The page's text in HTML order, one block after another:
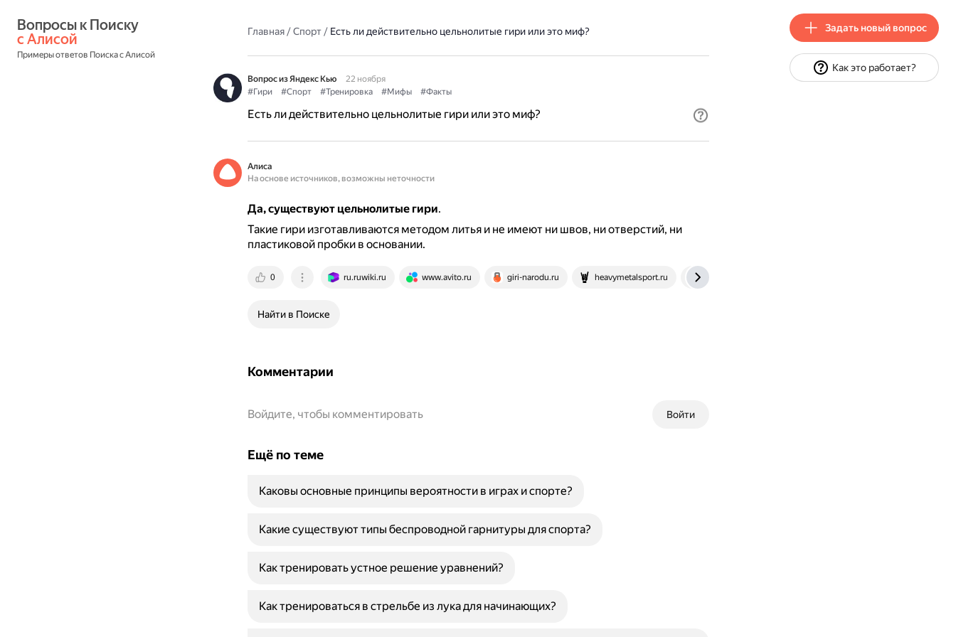
с Алисой
Примеры ответов Поиска с Алисой
Главная/Спорт/ Есть ли действительно цельнолитые гири или это миф?
Вопрос из Яндекс Кью
22 ноября
#Гири
#Спорт #Тренировка #Мифы #Факты
Есть ли действительно цельнолитые гири или это миф?
Алиса
На основе источников, возможны неточности
Да, существуют цельнолитые гири.
Такие гири изготавливаются методом литья и не имеют ни швов, ни отверстий, ни
пластиковой пробки в основании.
0 ru.ruwiki.ru www.avito.ru giri-narodu.ru heavymetalsport.ru
Найти в Поиске
Комментарии
Войти
Войдите, чтобы комментировать
Ещё по теме
Каковы основные принципы вероятности в играх и спорте?
Какие существуют типы беспроводной гарнитуры для спорта?
Как тренировать устное решение уравнений?
Как тренироваться в стрельбе из лука для начинающих?
Задать новый вопрос
Как это работает?